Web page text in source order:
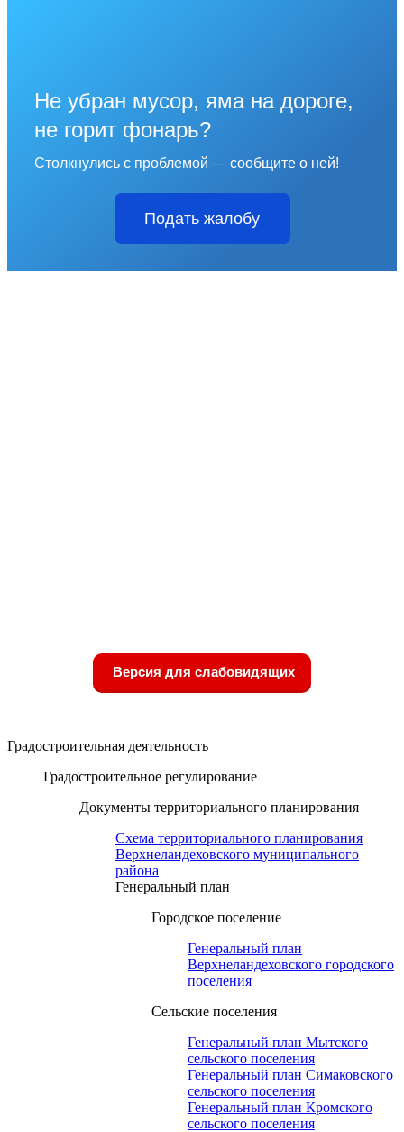
Не убран мусор, яма на дороге,
не горит фонарь?
Столкнулись с проблемой — сообщите о ней!
Подать жалобу
Версия для слабовидящих
Градостроительная деятельность
Градостроительное регулирование
Документы территориального планирования
Схема территориального планирования
Верхнеландеховского муниципального
района
Генеральный план
Городское поселение
Генеральный план
Верхнеландеховского городского
поселения
Сельские поселения
Генеральный план Мытского
сельского поселения
Генеральный план Симаковского
сельского поселения
Генеральный план Кромского
сельского поселения